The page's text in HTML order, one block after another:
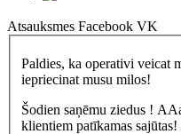
Atsauksmes Facebook VK
Paldies, ka operativi veicat
iepriecinat musu milos!
Šodien saņēmu ziedus !
klientiem patīkamas